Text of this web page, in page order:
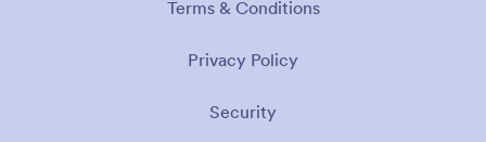
Terms & Conditions
Privacy Policy
Security